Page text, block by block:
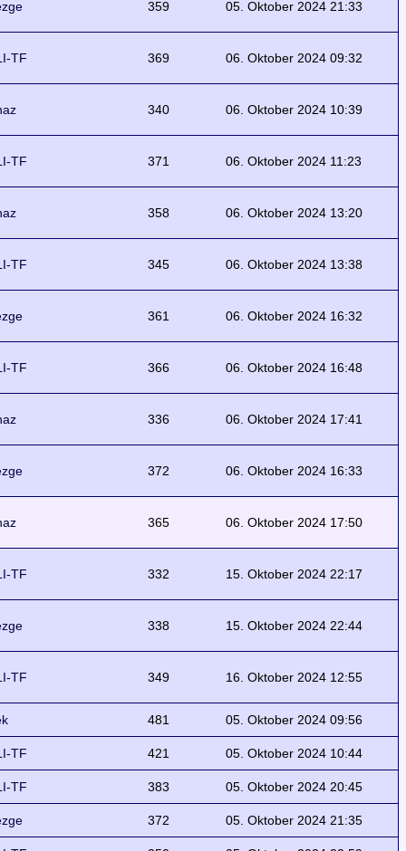
359 05. Oktober 2024 21:33
TF 369 06. Oktober 2024 09:32
340 06. Oktober 2024 10:39
TF 371 06. Oktober 2024 11:23
358 06. Oktober 2024 13:20
TF 345 06. Oktober 2024 13:38
361 06. Oktober 2024 16:32
TF 366 06. Oktober 2024 16:48
336 06. Oktober 2024 17:41
372 06. Oktober 2024 16:33
365 06. Oktober 2024 17:50
TF 332 15. Oktober 2024 22:17
338 15. Oktober 2024 22:44
TF 349 16. Oktober 2024 12:55
481 05. Oktober 2024 09:56
TF 421 05. Oktober 2024 10:44
TF 383 05. Oktober 2024 20:45
372 05. Oktober 2024 21:35